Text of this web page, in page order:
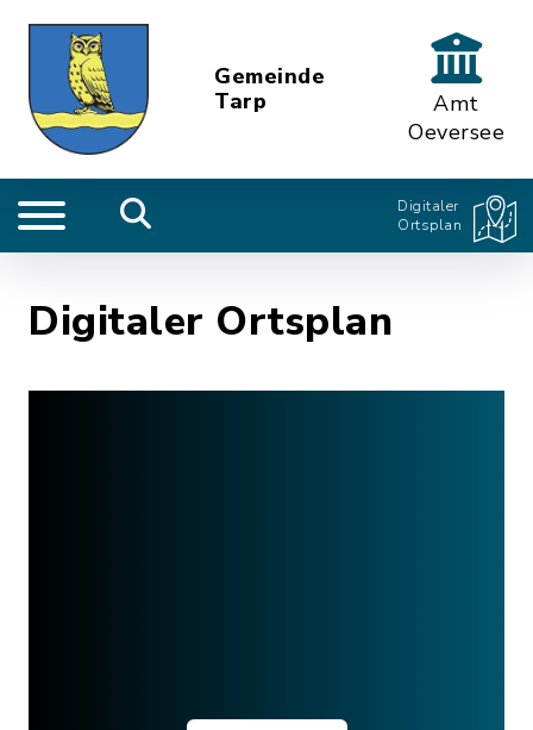
Gemeinde
Tarp
Amt
Oeversee
Digitaler
Ortsplan
Digitaler Ortsplan